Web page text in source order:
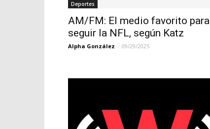
Deportes
AM/FM: El medio favorito para
seguir la NFL, según Katz
Alpha González - 09/29/2025